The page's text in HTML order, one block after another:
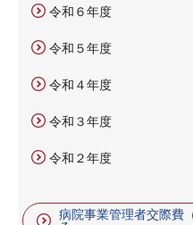
令和６年度
令和５年度
令和４年度
令和３年度
令和２年度
病院事業管理者交際費